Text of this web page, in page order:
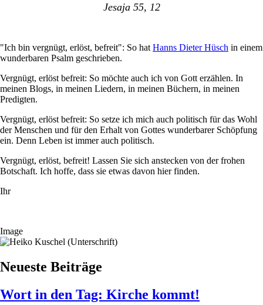
Jesaja 55, 12
"Ich bin vergnügt, erlöst, befreit": So hat Hanns Dieter Hüsch in einem
wunderbaren Psalm geschrieben.
Vergnügt, erlöst befreit: So möchte auch ich von Gott erzählen. In
meinen Blogs, in meinen Liedern, in meinen Büchern, in meinen
Predigten.
Vergnügt, erlöst befreit: So setze ich mich auch politisch für das Wohl
der Menschen und für den Erhalt von Gottes wunderbarer Schöpfung
ein. Denn Leben ist immer auch politisch.
Vergnügt, erlöst, befreit! Lassen Sie sich anstecken von der frohen
Botschaft. Ich hoffe, dass sie etwas davon hier finden.
Ihr
Image
Neueste Beiträge
Wort in den Tag: Kirche kommt!